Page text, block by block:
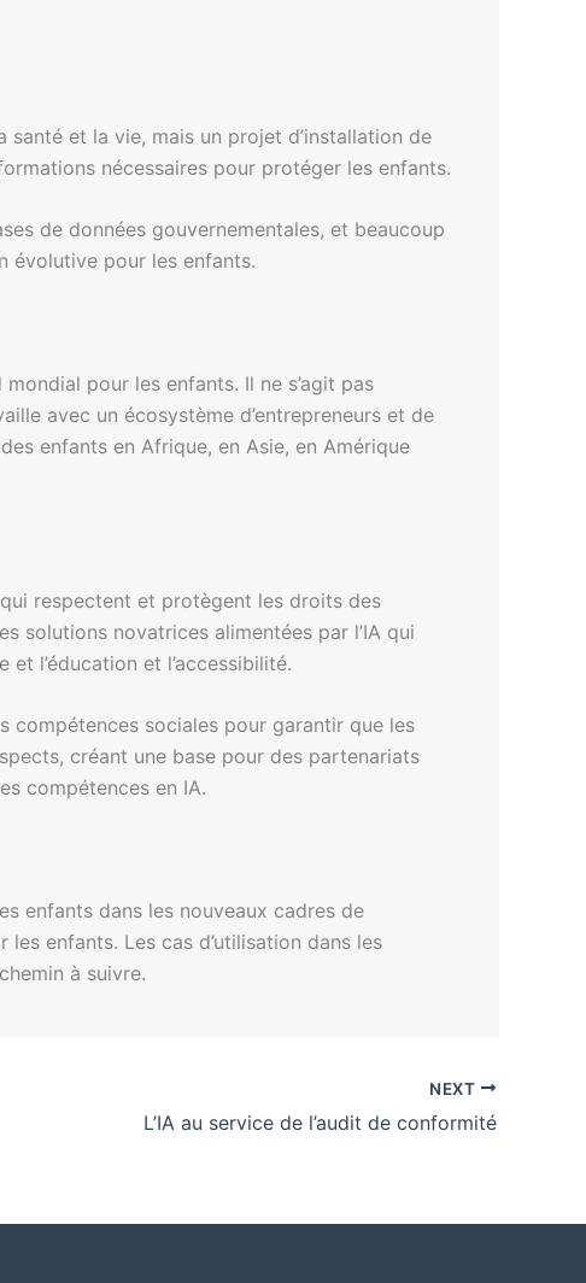
santé et la vie, mais un projet d’installation de
nécessaires pour protéger les enfants.
de données gouvernementales, et beaucoup
évolutive pour les enfants.
pour les enfants. Il ne s’agit pas
avec un écosystème d’entrepreneurs et de
enfants en Afrique, en Asie, en Amérique
qui respectent et protègent les droits des
solutions novatrices alimentées par l’IA qui
l’éducation et l’accessibilité.
compétences sociales pour garantir que les
créant une base pour des partenariats
compétences en IA.
enfants dans les nouveaux cadres de
enfants. Les cas d’utilisation dans les
à suivre.
NEXT
L’IA au service de l’audit de conformité